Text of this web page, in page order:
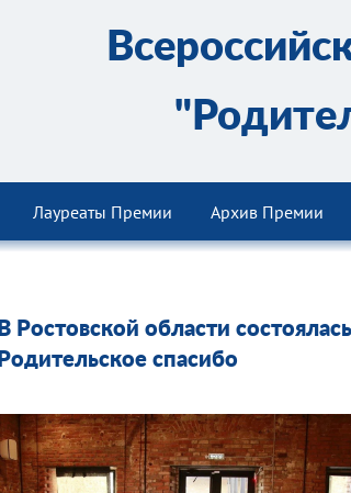
Лауреаты Премии Архив Премии
В Ростовской области
Родительское спасибо